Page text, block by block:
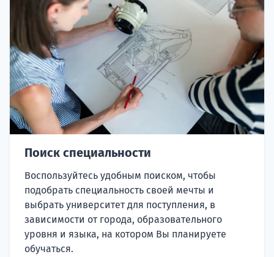
Поиск специальности
Воспользуйтесь удобным поиском, чтобы
подобрать специальность своей мечты и
выбрать университет для поступления, в
зависимости от города, образовательного
уровня и языка, на котором Вы планируете
обучаться.